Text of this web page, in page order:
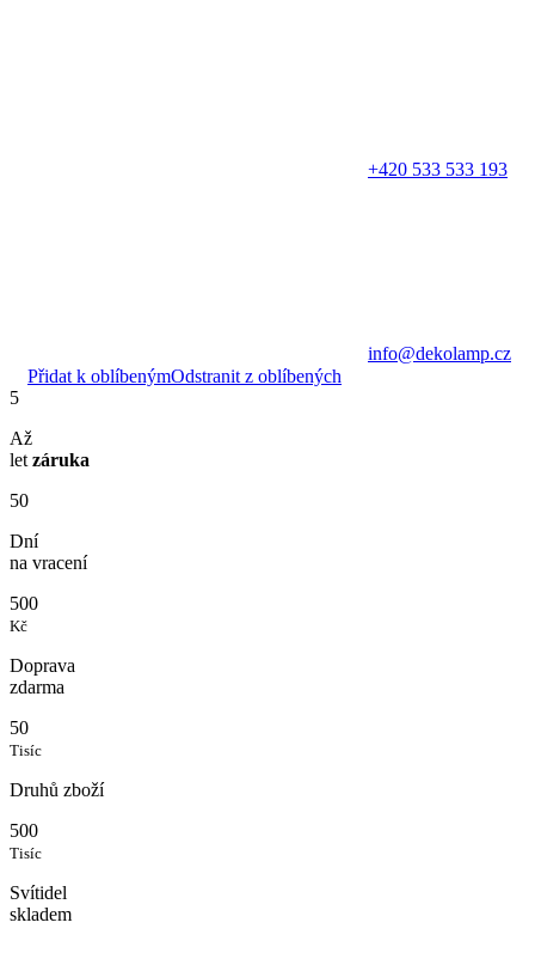
+420 533 533 193
info@dekolamp.cz
Přidat k oblíbenýmOdstranit z oblíbených
5
Až
let záruka
50
Dní
na vracení
500
Kč
Doprava
zdarma
50
Tisíc
Druhů zboží
500
Tisíc
Svítidel
skladem